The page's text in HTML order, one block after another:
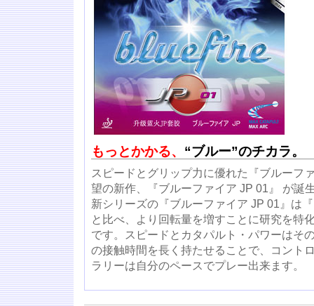
もっとかかる、 “ブルー”のチカラ。
スピードとグリップ力に優れた『ブルーフ
望の新作、『ブルーファイア JP 01』 が誕
新シリーズの『ブルーファイア JP 01』は
と比べ、より回転量を増すことに研究を特
です。スピードとカタパルト・パワーはそ
の接触時間を長く持たせることで、コント
ラリーは自分のペースでプレー出来ます。